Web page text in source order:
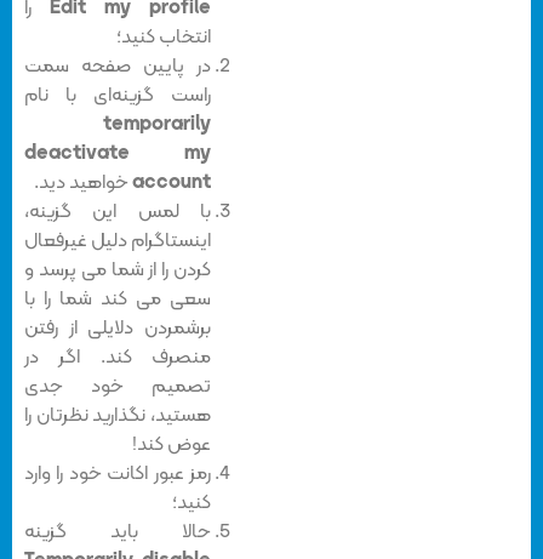
Edit my profile
را
انتخاب کنید؛
در پایین صفحه سمت
راست گزینه‌ای با نام
temporarily
deactivate my
accountخواهید دید.
با لمس این گزینه،
اینستاگرام دلیل غیرفعال
کردن را از شما می پرسد و
سعی می کند شما را با
برشمردن دلایلی از رفتن
منصرف کند. اگر در
تصمیم خود جدی
هستید، نگذارید نظرتان را
عوض کند!
رمز عبور اکانت خود را وارد
کنید؛
حالا باید گزینه